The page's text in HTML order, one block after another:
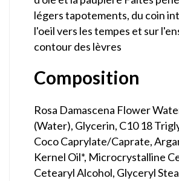
légers tapotements, du coin
l'oeil vers les tempes et sur
contour des lèvres
Composition
Rosa Damascena Flower
(Water), Glycerin, C10 18
Coco Caprylate/Caprate,
Kernel Oil*, Microcrystalline
Cetearyl Alcohol, Glyceryl